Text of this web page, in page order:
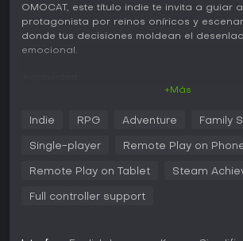
OMOCAT, este título indie te invita a guiar
protagonista por reinos oníricos y
donde tus decisiones moldean el
emocional.
Faraway Town. La exploración adopta
resolviendo puzles, completando misiones
avanzar. El combate es por turnos y se
neutral que definen el rumbo de las
+Más
Indie RPG Adventure Family
Single-player Remote Play on
Remote Play on Tablet Steam
Full controller support